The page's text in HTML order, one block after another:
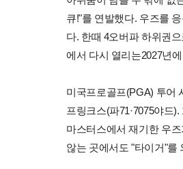
큐!"를 연발했다. 우즈를
다. 한때 4오버파 하위권
에서 다시 열리는2027년
미국프로골프(PGA) 투어
프링크스(파71·7075야드
마스터스에서 재기한 우
않는 곳에서도 "타이거"를